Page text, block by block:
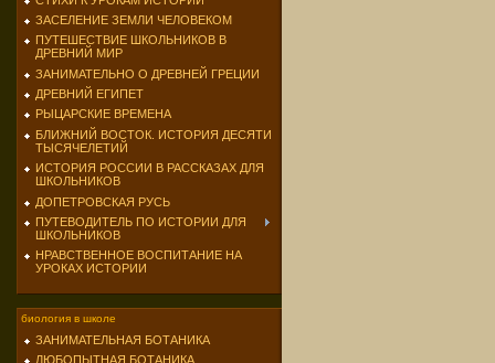
ЗАСЕЛЕНИЕ ЗЕМЛИ ЧЕЛОВЕКОМ
ПУТЕШЕСТВИЕ ШКОЛЬНИКОВ В
ДРЕВНИЙ МИР
ЗАНИМАТЕЛЬНО О ДРЕВНЕЙ ГРЕЦИИ
ДРЕВНИЙ ЕГИПЕТ
РЫЦАРСКИЕ ВРЕМЕНА
БЛИЖНИЙ ВОСТОК. ИСТОРИЯ ДЕСЯТИ
ТЫСЯЧЕЛЕТИЙ
ИСТОРИЯ РОССИИ В РАССКАЗАХ ДЛЯ
ШКОЛЬНИКОВ
ДОПЕТРОВСКАЯ РУСЬ
ПУТЕВОДИТЕЛЬ ПО ИСТОРИИ ДЛЯ
ШКОЛЬНИКОВ
НРАВСТВЕННОЕ ВОСПИТАНИЕ НА
УРОКАХ ИСТОРИИ
биология в школе
ЗАНИМАТЕЛЬНАЯ БОТАНИКА
ЛЮБОПЫТНАЯ БОТАНИКА